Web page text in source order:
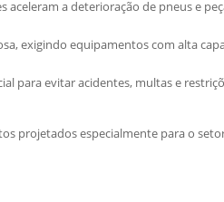
aceleram a deterioração de pneus e
exigindo equipamentos com alta
para evitar acidentes, multas e
projetados especialmente para o